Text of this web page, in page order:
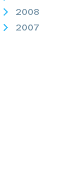
2008
2007